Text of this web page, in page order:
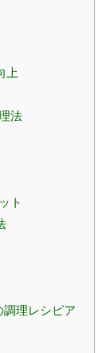
上
法
ト
理レシピア